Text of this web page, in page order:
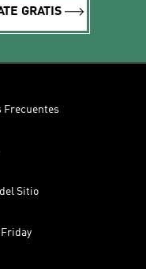
GRATIS
Frecuentes
Sitio